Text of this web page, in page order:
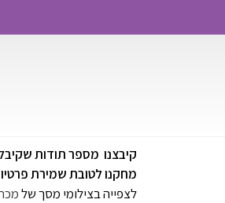
קיבצנו מספר תודות
מחקנו לטובת שמירת
לצפייה בצילומי מסך של